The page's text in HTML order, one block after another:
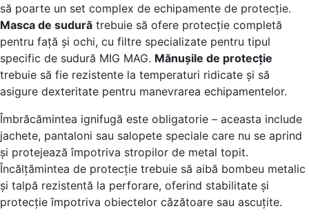
să poarte un set complex de echipamente de protecție.
Masca de sudură trebuie să ofere protecție completă
pentru față și ochi, cu filtre specializate pentru tipul
specific de sudură MIG MAG. Mănușile de protecție
trebuie să fie rezistente la temperaturi ridicate și să
asigure dexteritate pentru manevrarea echipamentelor.
Îmbrăcămintea ignifugă este obligatorie – aceasta include
jachete, pantaloni sau salopete speciale care nu se aprind
și protejează împotriva stropilor de metal topit.
Încălțămintea de protecție trebuie să aibă bombeu metalic
și talpă rezistentă la perforare, oferind stabilitate și
protecție împotriva obiectelor căzătoare sau ascuțite.